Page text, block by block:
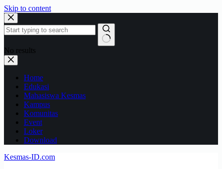
Skip to content
No results
Home
Edukasi
Mahasiswa Kesmas
Kampus
Komunitas
Event
Loker
Download
Kesmas-ID.com